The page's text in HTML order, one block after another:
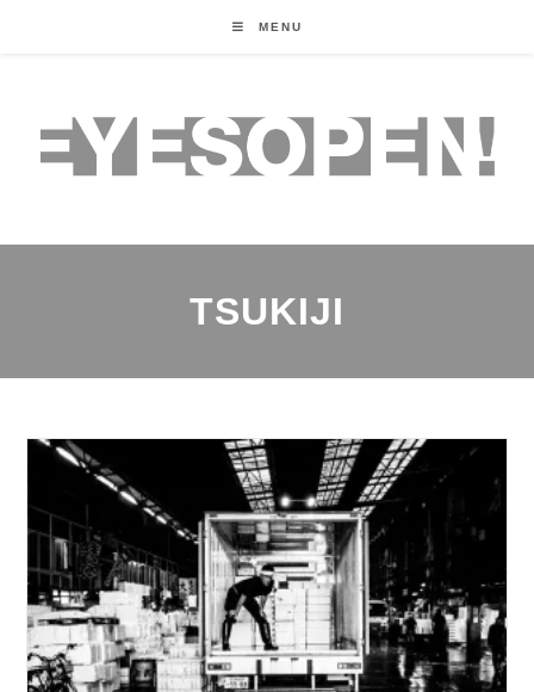
MENU
TSUKIJI